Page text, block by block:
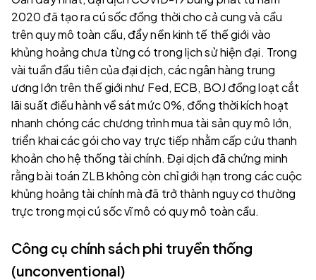
2020 đã tạo ra cú sốc đồng thời cho cả cung và cầu
trên quy mô toàn cầu, đẩy nền kinh tế thế giới vào
khủng hoảng chưa từng có trong lịch sử hiện đại. Trong
vài tuần đầu tiên của đại dịch, các ngân hàng trung
ương lớn trên thế giới như Fed, ECB, BOJ đồng loạt cắt
lãi suất điều hành về sát mức 0%, đồng thời kích hoạt
nhanh chóng các chương trình mua tài sản quy mô lớn,
triển khai các gói cho vay trực tiếp nhằm cấp cứu thanh
khoản cho hệ thống tài chính. Đại dịch đã chứng minh
rằng bài toán ZLB không còn chỉ giới hạn trong các cuộc
khủng hoảng tài chính mà đã trở thành nguy cơ thường
trực trong mọi cú sốc vĩ mô có quy mô toàn cầu.
Công cụ chính sách phi truyền thống
(unconventional)